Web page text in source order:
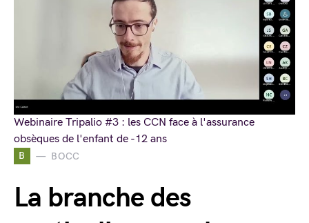
B BOCC
La branche des
Webinaire Tripalio #3 : les CCN face à l'assurance
obsèques de l'enfant de -12 ans